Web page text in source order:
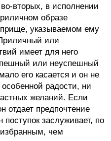
вторых, в исполнении
образе
указываемом ему
или
имеет для него
или неуспешный
его касается и он не
радости, ни
желаний. Если
отдает предпочтение
заслуживает, по
чем